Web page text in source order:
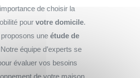
de choisir la
pour votre domicile.
une étude de
équipe d’experts se
évaluer vos besoins
de votre maison,